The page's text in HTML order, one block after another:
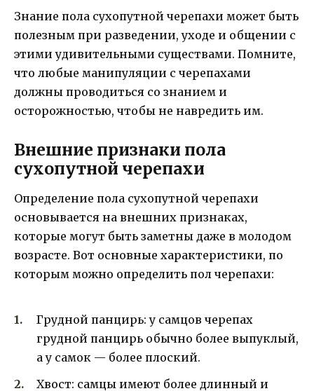
Знание пола сухопутной черепахи может быть
полезным при разведении, уходе и общении с
этими удивительными существами. Помните,
что любые манипуляции с черепахами
должны проводиться со знанием и
осторожностью, чтобы не навредить им.
Внешние признаки пола
сухопутной черепахи
Определение пола сухопутной черепахи
основывается на внешних признаках,
которые могут быть заметны даже в молодом
возрасте. Вот основные характеристики, по
которым можно определить пол черепахи:
Грудной панцирь: у самцов черепах
грудной панцирь обычно более выпуклый,
а у самок — более плоский.
Хвост: самцы имеют более длинный и